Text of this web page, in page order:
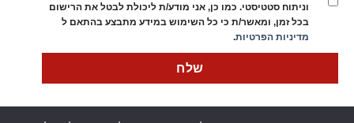
וניתוח סטטיסטי. כמו כן, אני מודע/ת ליכולת לבטל את הרישום
בכל זמן, ומאשר/ת כי כל השימוש במידע מתבצע בהתאם ל
מדיניות הפרטיות.